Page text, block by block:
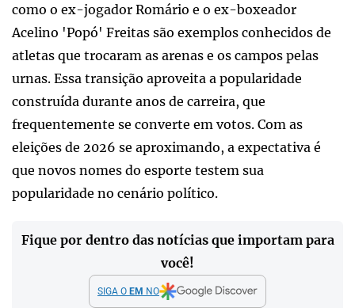
como o ex-jogador Romário e o ex-boxeador
Acelino 'Popó' Freitas são exemplos conhecidos de
atletas que trocaram as arenas e os campos pelas
urnas. Essa transição aproveita a popularidade
construída durante anos de carreira, que
frequentemente se converte em votos. Com as
eleições de 2026 se aproximando, a expectativa é
que novos nomes do esporte testem sua
popularidade no cenário político.
Fique por dentro das notícias que importam para
você!
SIGA O EM NO